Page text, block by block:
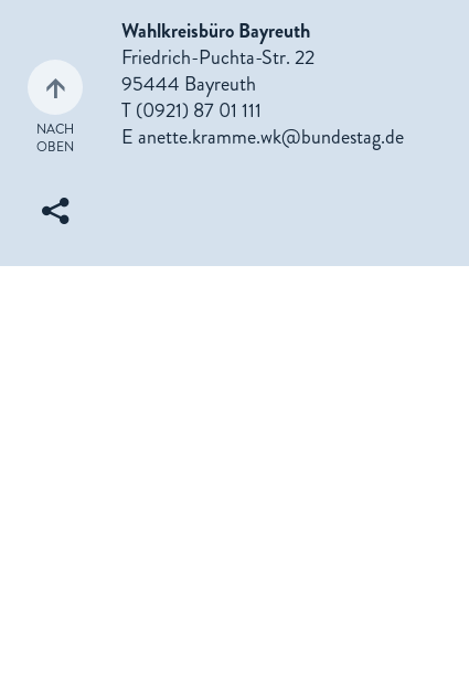
NACH
OBEN
Wahlkreisbüro Bayreuth
Friedrich-Puchta-Str. 22
95444 Bayreuth
T (0921) 87 01 111
Eanette.kramme.wk@bundestag.de